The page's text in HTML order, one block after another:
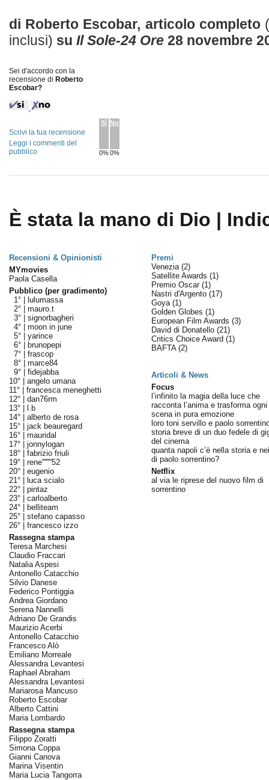
di Roberto Escobar, articolo completo
inclusi) su Il Sole-24 Ore28 novembre
Sei d'accordo con la
recensione di Roberto
Escobar?
Sì
0%
No
0%
Scrivi la tua recensione
Leggi i commenti del
pubblico
È stata la mano di Dio |
Recensioni & Opinionisti
Premi
MYmovies
Paola Casella
Pubblico (per gradimento)
1° |
lulumassa
2° | mauro.t
3° | signorbagheri
4° | moon in june
5° | yarince
6° |
brunopepi
7° | frascop
8° | marce84
9° | fidejabba
10° | angelo umana
11° | francesca meneghetti
12° | dan76rm
13° |
l.b
14° | alberto de rosa
15° | jack beauregard
16° | mauridal
17° | jonnylogan
18° | fabrizio friuli
19° | rene''''''''52
20° | eugenio
21° |
luca scialo
22° | pintaz
23° | carloalberto
24° |
belliteam
25° | stefano capasso
26° | francesco izzo
Rassegna stampa
Teresa Marchesi
Claudio Fraccari
Natalia Aspesi
Antonello Catacchio
Silvio Danese
Federico Pontiggia
Andrea Giordano
Serena Nannelli
Adriano De Grandis
Maurizio Acerbi
Antonello Catacchio
Francesco Alò
Emiliano Morreale
Alessandra Levantesi
Raphael Abraham
Alessandra Levantesi
Mariarosa Mancuso
Roberto Escobar
Alberto Cattini
Maria Lombardo
Rassegna stampa
Filippo Zoratti
Simona Coppa
Gianni Canova
Marina Visentin
Maria Lucia Tangorra
Venezia (2)
Satellite Awards (1)
Premio Oscar (1)
Nastri d'Argento (17)
Goya (1)
Golden Globes (1)
European Film Awards (3)
David di Donatello (21)
Critics Choice Award (1)
BAFTA (2)
Articoli & News
Focus
l’infinito la magia della luce che
racconta l’anima e trasforma ogni
scena in pura emozione
loro toni servillo e paolo
storia breve di un duo fedele di
del cinema
quanta napoli c’è nella storia e
di paolo sorrentino?
Netflix
al via le riprese del nuovo film di
sorrentino